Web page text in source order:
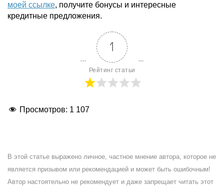
моей ссылке, получите бонусы и интересные
кредитные предложения.
1
Рейтинг статьи
Просмотров: 1 107
В этой статье выражено личное, частное мнение автора, которое не
является призывом или рекомендацией и может быть ошибочным!
Автор настоятельно не рекомендует и даже запрещает читать этот